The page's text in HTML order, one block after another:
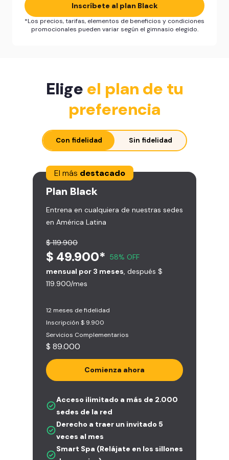
Inscríbete al plan Black
*Los precios, tarifas, elementos de beneficios y condiciones
promocionales pueden variar según el gimnasio elegido.
Elige el plan de tu
preferencia
Con fidelidad Sin fidelidad
El más destacado
Plan Black
Entrena en cualquiera de nuestras sedes
en América Latina
$ 119.900
$ 49.900* 58% OFF
mensual por 3 meses , después $
119.900/mes
12 meses de fidelidad
Inscripción $ 9.900
Servicios Complementarios
$ 89.000
Comienza ahora
Acceso ilimitado a más de 2.000
sedes de la red
Derecho a traer un invitado 5
veces al mes
Smart Spa (Relájate en los sillones